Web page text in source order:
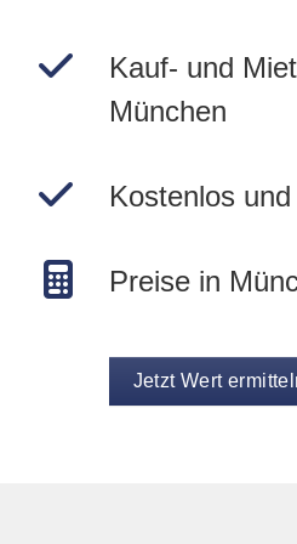
Kauf- und
München
Kostenlos
Preise in
Jetzt Wert